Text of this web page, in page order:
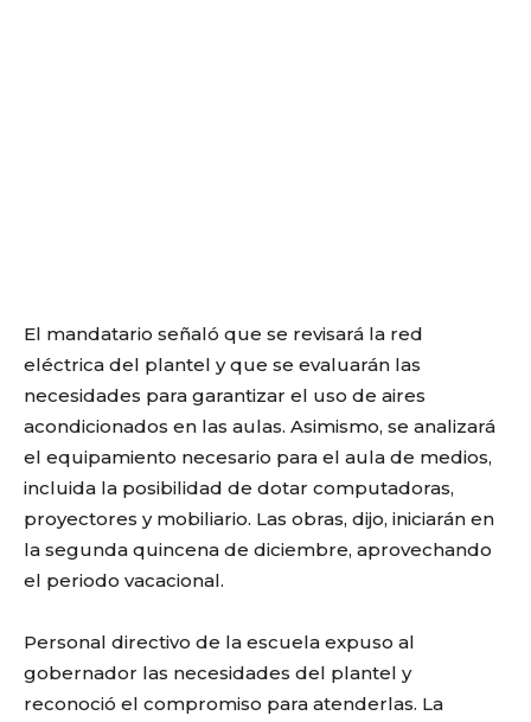
El mandatario señaló que se revisará la red
eléctrica del plantel y que se evaluarán las
necesidades para garantizar el uso de aires
acondicionados en las aulas. Asimismo, se analizará
el equipamiento necesario para el aula de medios,
incluida la posibilidad de dotar computadoras,
proyectores y mobiliario. Las obras, dijo, iniciarán en
la segunda quincena de diciembre, aprovechando
el periodo vacacional.
Personal directivo de la escuela expuso al
gobernador las necesidades del plantel y
reconoció el compromiso para atenderlas. La